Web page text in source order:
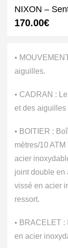
NIXON –
170.00€
•
aiguilles.
• CADRAN :
et des
• BOITIER :
mètres/10
acier
joint double en
vissé en acier
ressort.
• BRACELET :
en acier